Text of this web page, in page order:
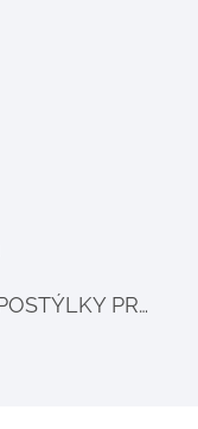
LOŽNÍ PRÁDLO DO POSTÝLKY PRO PANENKY BALLOON - šedé
hvězdiček.